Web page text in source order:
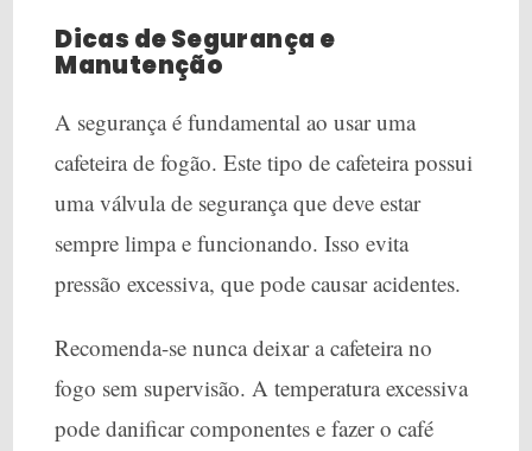
Dicas de Segurança e
Manutenção
A segurança é fundamental ao usar uma
cafeteira de fogão. Este tipo de cafeteira possui
uma válvula de segurança que deve estar
sempre limpa e funcionando. Isso evita
pressão excessiva, que pode causar acidentes.
Recomenda-se nunca deixar a cafeteira no
fogo sem supervisão. A temperatura excessiva
pode danificar componentes e fazer o café